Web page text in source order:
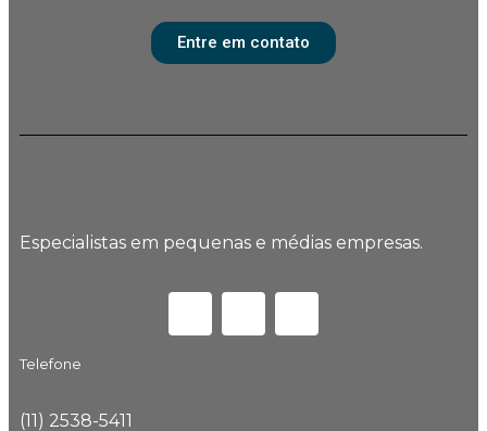
Entre em contato
Especialistas em pequenas e médias empresas.
Telefone
(11) 2538-5411